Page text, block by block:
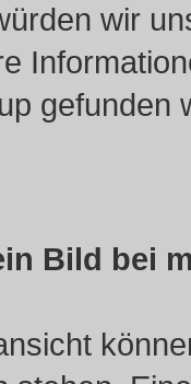
wir
gefunden
Bild bei